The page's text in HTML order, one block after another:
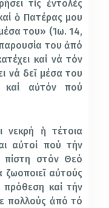
τίς ἐντολές
ὁ Πατέρας μου
του» (Ἰω. 14,
του ἀπό
καί νά τόν
νά δεῖ μέσα του
καί αὐτόν πού
νεκρή ἡ τέτοια
αὐτοί πού τήν
πίστη στόν Θεό
ζωοποιεῖ αὐτούς
καί τήν
πολλούς ἀπό τό